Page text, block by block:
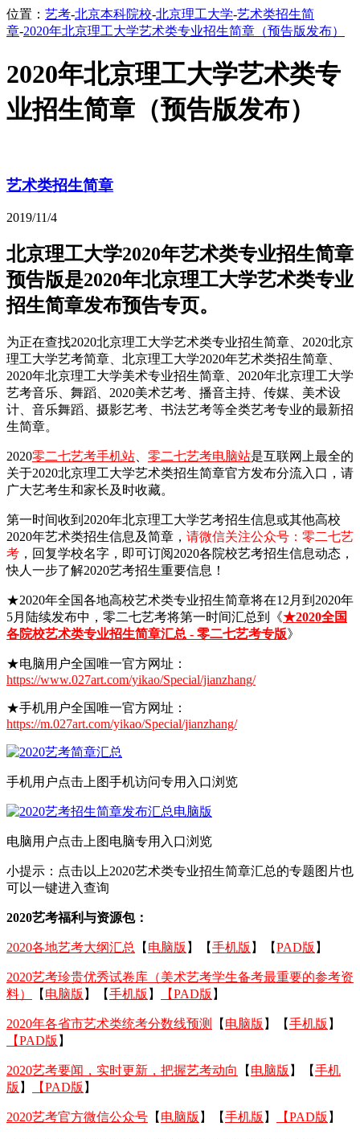
位置： 艺考-北京本科院校-北京理工大学-艺术类招生简
章-2020年北京理工大学艺术类专业招生简章（预告版发布）
2020年北京理工大学艺术类专
业招生简章（预告版发布）
艺术类招生简章
2019/11/4
北京理工大学2020年艺术类专业招生简章
预告版是2020年北京理工大学艺术类专业
招生简章发布预告专页。
为正在查找2020北京理工大学艺术类专业招生简章、2020北京
理工大学艺考简章、北京理工大学2020年艺术类招生简章、
2020年北京理工大学美术专业招生简章、2020年北京理工大学
艺考音乐、舞蹈、2020美术艺考、播音主持、传媒、美术设
计、音乐舞蹈、摄影艺考、书法艺考等全类艺考专业的最新招
生简章。
2020零二七艺考手机站 零二七艺考电脑站是互联网上最全的
关于2020北京理工大学艺术类招生简章官方发布分流入口，请
广大艺考生和家长及时收藏。
第一时间收到2020年北京理工大学艺考招生信息或其他高校
2020年艺术类招生信息及简章， 请微信关注公众号：零二七艺
考 ，回复学校名字，即可订阅2020各院校艺考招生信息动态，
快人一步了解2020艺考招生重要信息！
★2020年全国各地高校艺术类专业招生简章将在12月到2020年
5月陆续发布中，零二七艺考将第一时间汇总到《★2020全国
各院校艺术类专业招生简章汇总 - 零二七艺考专版》
★电脑用户全国唯一官方网址：
https://www.027art.com/yikao/Special/jianzhang/
★手机用户全国唯一官方网址：
https://m.027art.com/yikao/Special/jianzhang/
手机用户点击上图手机访问专用入口浏览
电脑用户点击上图电脑专用入口浏览
小提示：点击以上2020艺术类专业招生简章汇总的专题图片也
可以一键进入查询
2020艺考福利与资源包：
2020各地艺考大纲汇总 【 电脑版 】【手机版 】【PAD版 】
2020艺考珍贵优秀试卷库（美术艺考学生备考最重要的参考资
料）
【 电脑版 】【手机版 】 【PAD版 】
2020年各省市艺术类统考分数线预测 【 电脑版 】【手机版 】
【PAD版 】
2020艺考要闻，实时更新，把握艺考动向 【 电脑版 】【手机
版 】 【PAD版 】
2020艺考官方微信公众号 【 电脑版 】【手机版 】 【PAD版 】